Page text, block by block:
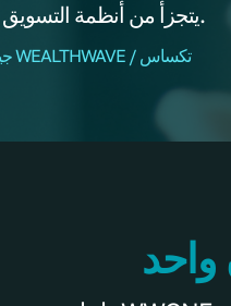
يتجزأ من أنظمة التسويق والمبيعات لدينا.
- جيمس شوارتز، قائد WEALTHWAVE / تكساس
واحد